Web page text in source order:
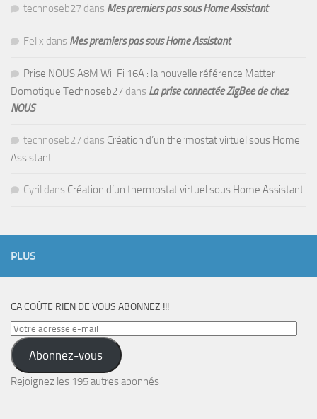
technoseb27 dans Mes premiers pas sous Home Assistant
Felix dans Mes premiers pas sous Home Assistant
Prise NOUS A8M Wi-Fi 16A : la nouvelle référence Matter -
Domotique Technoseb27 dans La prise connectée ZigBee de chez
NOUS
technoseb27 dans Création d’un thermostat virtuel sous Home
Assistant
Cyril dans Création d’un thermostat virtuel sous Home Assistant
PLUS
CA COÛTE RIEN DE VOUS ABONNEZ !!!
Votre
adresse
e-
mail
Abonnez-vous
Rejoignez les 195 autres abonnés